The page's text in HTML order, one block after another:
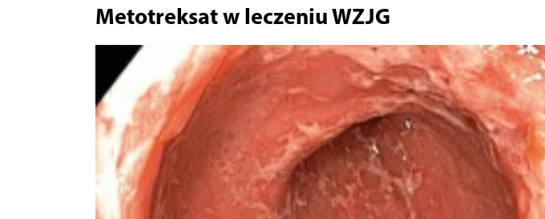
Metotreksat w leczeniu WZJG